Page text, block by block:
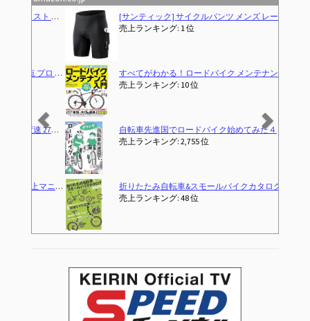
[サンティック] サイクルパンツ メンズ レーサーパンツ サイクリング ロードバイク インナー 自転車 サイクルウエア パッド付 春 夏 吸汗速乾(ブラック M)
売上ランキング: 1 位
すべてがわかる！ロードバイク メンテナンス入門 (コスミックムック)
売上ランキング: 10 位
自転車先進国でロードバイク始めてみた４(2026-04-03T00:00:00-00:00)
売上ランキング: 2,755 位
折りたたみ自転車&スモールバイクカタログ2026 (タツミムック)
売上ランキング: 48 位
Previous Next